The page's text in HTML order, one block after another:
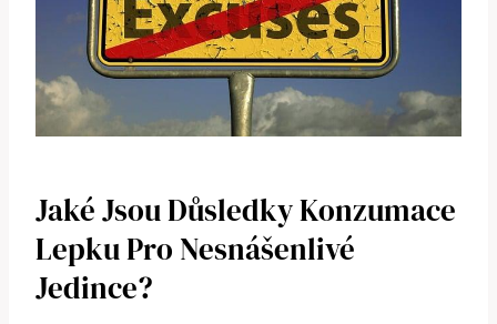
Jaké Jsou Důsledky Konzumace
Lepku Pro Nesnášenlivé
Jedince?